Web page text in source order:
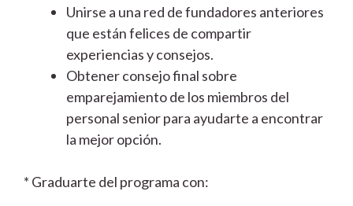
Unirse a una red de fundadores anteriores
que están felices de compartir
experiencias y consejos.
Obtener consejo final sobre
emparejamiento de los miembros del
personal senior para ayudarte a encontrar
la mejor opción.
* Graduarte del programa con: